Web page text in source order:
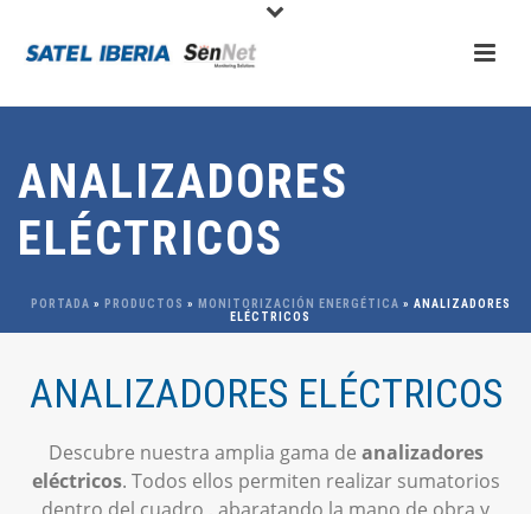
ANALIZADORES
ELÉCTRICOS
PORTADA » PRODUCTOS » MONITORIZACIÓN ENERGÉTICA » ANALIZADORES
ELÉCTRICOS
ANALIZADORES ELÉCTRICOS
Descubre nuestra amplia gama de analizadores
eléctricos. Todos ellos permiten realizar sumatorios